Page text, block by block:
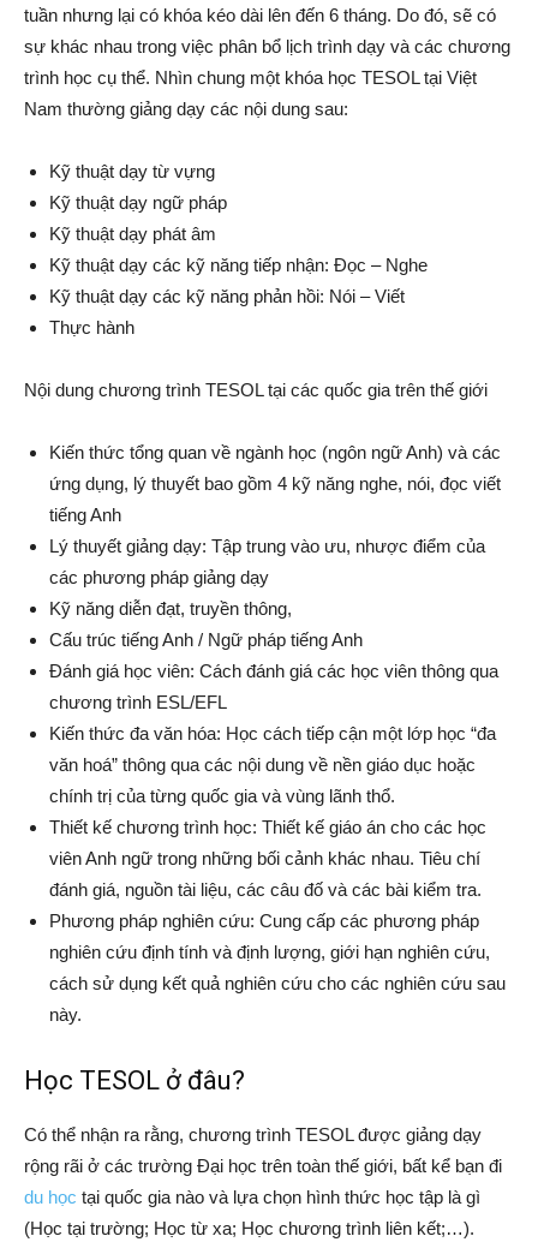
tuần nhưng lại có khóa kéo dài lên đến 6 tháng. Do đó, sẽ có
sự khác nhau trong việc phân bổ lịch trình dạy và các chương
trình học cụ thể. Nhìn chung một khóa học TESOL tại Việt
Nam thường giảng dạy các nội dung sau:
Kỹ thuật dạy từ vựng
Kỹ thuật dạy ngữ pháp
Kỹ thuật dạy phát âm
Kỹ thuật dạy các kỹ năng tiếp nhận: Đọc – Nghe
Kỹ thuật dạy các kỹ năng phản hồi: Nói – Viết
Thực hành
Nội dung chương trình TESOL tại các quốc gia trên thế giới
Kiến thức tổng quan về ngành học (ngôn ngữ Anh) và các
ứng dụng, lý thuyết bao gồm 4 kỹ năng nghe, nói, đọc viết
tiếng Anh
Lý thuyết giảng dạy: Tập trung vào ưu, nhược điểm của
các phương pháp giảng dạy
Kỹ năng diễn đạt, truyền thông,
Cấu trúc tiếng Anh / Ngữ pháp tiếng Anh
Đánh giá học viên: Cách đánh giá các học viên thông qua
chương trình ESL/EFL
Kiến thức đa văn hóa: Học cách tiếp cận một lớp học “đa
văn hoá” thông qua các nội dung về nền giáo dục hoặc
chính trị của từng quốc gia và vùng lãnh thổ.
Thiết kế chương trình học: Thiết kế giáo án cho các học
viên Anh ngữ trong những bối cảnh khác nhau. Tiêu chí
đánh giá, nguồn tài liệu, các câu đố và các bài kiểm tra.
Phương pháp nghiên cứu: Cung cấp các phương pháp
nghiên cứu định tính và định lượng, giới hạn nghiên cứu,
cách sử dụng kết quả nghiên cứu cho các nghiên cứu sau
này.
Học TESOL ở đâu?
Có thể nhận ra rằng, chương trình TESOL được giảng dạy
rộng rãi ở các trường Đại học trên toàn thế giới, bất kể bạn đi
du học tại quốc gia nào và lựa chọn hình thức học tập là gì
(Học tại trường; Học từ xa; Học chương trình liên kết;…).